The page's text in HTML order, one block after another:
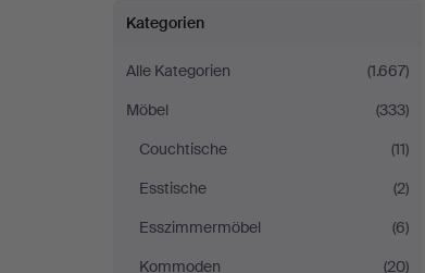
Tische
bei
TOKA
Auktionshus
Kategorien
Alle Kategorien
(1.667)
Möbel
(333)
Couchtische
(11)
Esstische
(2)
Esszimmermöbel
(6)
Kommoden
(20)